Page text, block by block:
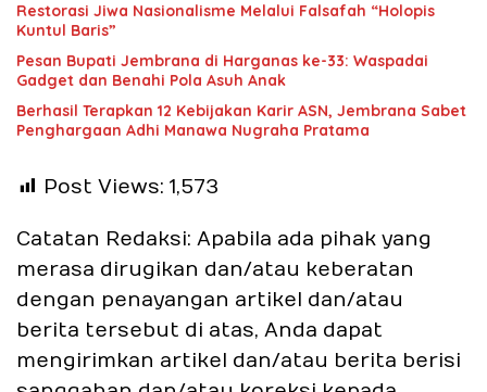
Restorasi Jiwa Nasionalisme Melalui Falsafah “Holopis
Kuntul Baris”
Pesan Bupati Jembrana di Harganas ke-33: Waspadai
Gadget dan Benahi Pola Asuh Anak
Berhasil Terapkan 12 Kebijakan Karir ASN, Jembrana Sabet
Penghargaan Adhi Manawa Nugraha Pratama
Post Views: 1,573
Catatan Redaksi: Apabila ada pihak yang
merasa dirugikan dan/atau keberatan
dengan penayangan artikel dan/atau
berita tersebut di atas, Anda dapat
mengirimkan artikel dan/atau berita berisi